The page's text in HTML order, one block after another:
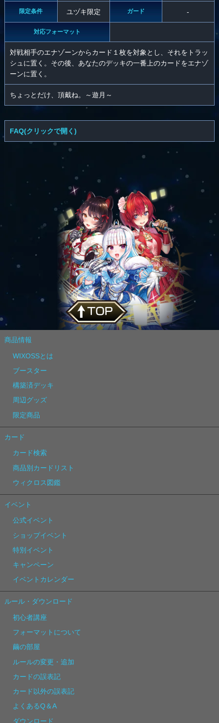
限定条件 ユヅキ限定 ガード -
対応フォーマット
対戦相手のエナゾーンからカード１枚を対象とし、それをトラッ
シュに置く。その後、あなたのデッキの一番上のカードをエナゾ
ーンに置く。
ちょっとだけ、頂戴ね。～遊月～
FAQ(クリックで開く)
商品情報
WIXOSSとは
ブースター
構築済デッキ
周辺グッズ
限定商品
カード
カード検索
商品別カードリスト
ウィクロス図鑑
イベント
公式イベント
ショップイベント
特別イベント
キャンペーン
イベントカレンダー
ルール・ダウンロード
初心者講座
フォーマットについて
繭の部屋
ルールの変更・追加
カードの誤表記
カード以外の誤表記
よくあるQ＆A
ダウンロード